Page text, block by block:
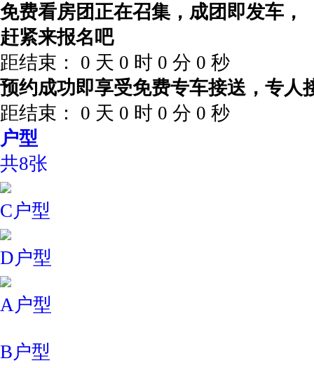
免费看房团正在召集，成团即发车，
赶紧来报名吧
距结束：
0 天 0 时 0 分 0 秒
预约成功即享受免费专车接送，专人
距结束：
0 天 0 时 0 分 0 秒
户型
共8张
C户型
D户型
A户型
B户型